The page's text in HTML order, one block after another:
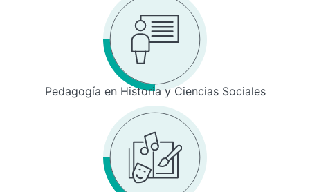
Pedagogía en Historia y Ciencias Sociales